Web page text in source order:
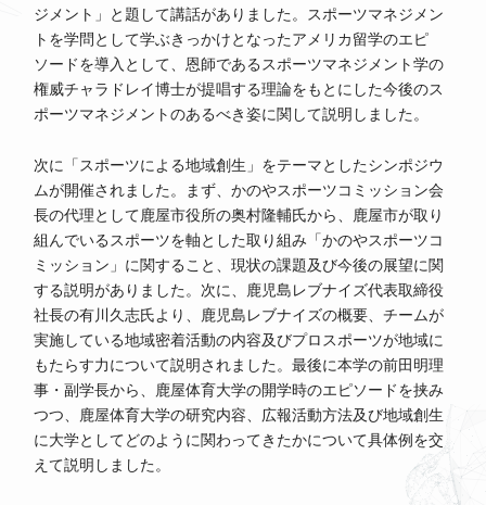
ジメント」と題して講話がありました。スポーツマネジメン
トを学問として学ぶきっかけとなったアメリカ留学のエピ
ソードを導入として、恩師であるスポーツマネジメント学の
権威チャラドレイ博士が提唱する理論をもとにした今後のス
ポーツマネジメントのあるべき姿に関して説明しました。
次に「スポーツによる地域創生」をテーマとしたシンポジウ
ムが開催されました。まず、かのやスポーツコミッション会
長の代理として鹿屋市役所の奥村隆輔氏から、鹿屋市が取り
組んでいるスポーツを軸とした取り組み「かのやスポーツコ
ミッション」に関すること、現状の課題及び今後の展望に関
する説明がありました。次に、鹿児島レブナイズ代表取締役
社長の有川久志氏より、鹿児島レブナイズの概要、チームが
実施している地域密着活動の内容及びプロスポーツが地域に
もたらす力について説明されました。最後に本学の前田明理
事・副学長から、鹿屋体育大学の開学時のエピソードを挟み
つつ、鹿屋体育大学の研究内容、広報活動方法及び地域創生
に大学としてどのように関わってきたかについて具体例を交
えて説明しました。